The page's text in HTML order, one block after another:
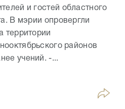
и гостей областного
В мэрии опровергли
территории
районов
учений. -...